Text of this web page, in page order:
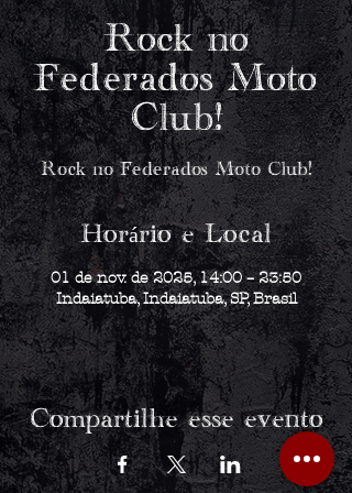
Rock no
Federados Moto
Club!
Rock no Federados Moto Club!
Horário e Local
01 de nov. de 2025, 14:00 – 23:50
Indaiatuba, Indaiatuba, SP, Brasil
Compartilhe esse evento